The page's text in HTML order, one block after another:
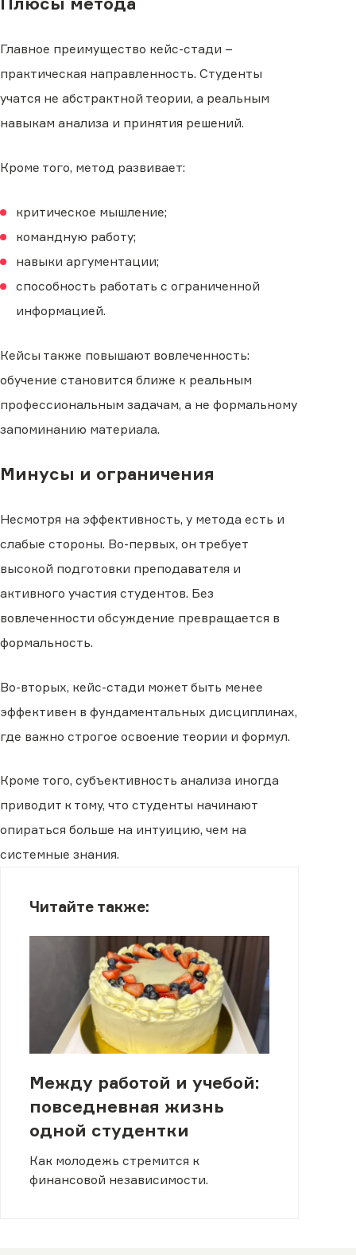
Главное преимущество кейс-стади −
практическая направленность. Студенты
учатся не абстрактной теории, а реальным
навыкам анализа и принятия решений.
Кроме того, метод развивает:
критическое мышление;
командную работу;
навыки аргументации;
способность работать с ограниченной
информацией.
Кейсы также повышают вовлеченность:
обучение становится ближе к реальным
профессиональным задачам, а не формальному
запоминанию материала.
Минусы и ограничения
Несмотря на эффективность, у метода есть и
слабые стороны. Во-первых, он требует
высокой подготовки преподавателя и
активного участия студентов. Без
вовлеченности обсуждение превращается в
формальность.
Во-вторых, кейс-стади может быть менее
эффективен в фундаментальных дисциплинах,
где важно строгое освоение теории и формул.
Кроме того, субъективность анализа иногда
приводит к тому, что студенты начинают
опираться больше на интуицию, чем на
системные знания.
Читайте также:
Между работой и учебой:
повседневная жизнь
одной студентки
Как молодежь стремится к
финансовой независимости.